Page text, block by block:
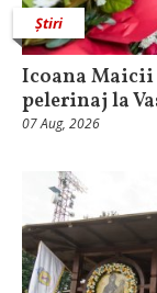
Știri
Icoana
pelerinaj la
07 Aug, 2026